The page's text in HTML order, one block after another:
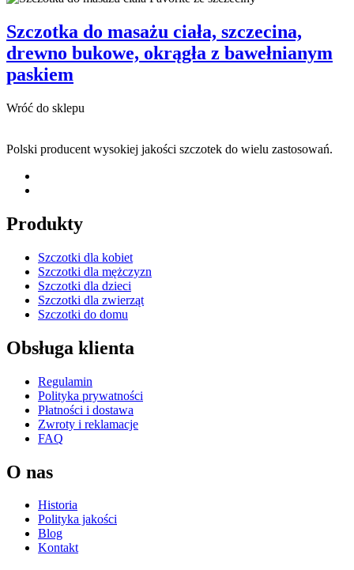
Szczotka do masażu ciała, szczecina,
drewno bukowe, okrągła z bawełnianym
paskiem
Wróć do sklepu
Polski producent wysokiej jakości szczotek do wielu zastosowań.
Produkty
Szczotki dla kobiet
Szczotki dla mężczyzn
Szczotki dla dzieci
Szczotki dla zwierząt
Szczotki do domu
Obsługa klienta
Regulamin
Polityka prywatności
Płatności i dostawa
Zwroty i reklamacje
FAQ
O nas
Historia
Polityka jakości
Blog
Kontakt